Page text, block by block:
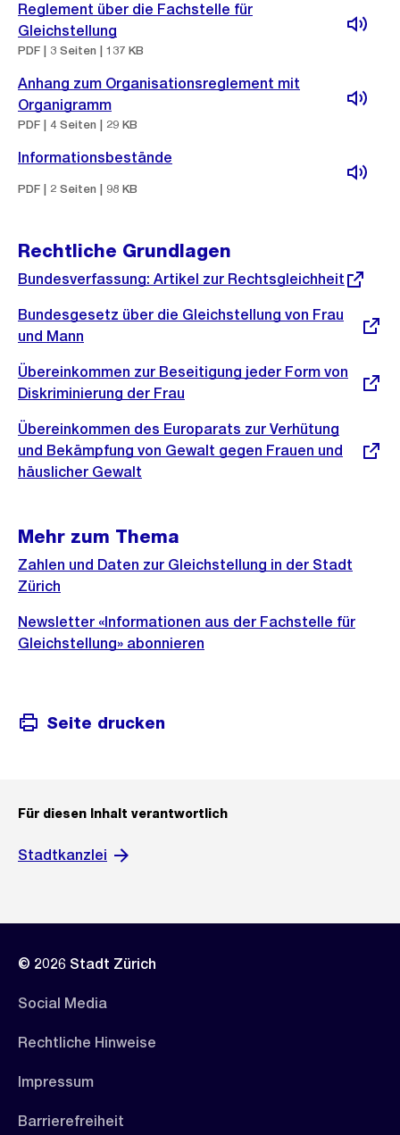
Reglement über die Fachstelle für
Gleichstellung
PDF | 3 Seiten | 137 KB
Anhang zum Organisationsreglement mit
Organigramm
PDF | 4 Seiten | 29 KB
Informationsbestände
PDF | 2 Seiten | 98 KB
Rechtliche Grundlagen
Externer
Bundesverfassung: Artikel zur Rechtsgleichheit
Externer
Link:
Bundesgesetz über die Gleichstellung von Frau
und Mann
Externer
Link:
Übereinkommen zur Beseitigung jeder Form von
Diskriminierung der Frau
Externer
Link:
Übereinkommen des Europarats zur Verhütung
und Bekämpfung von Gewalt gegen Frauen und
häuslicher Gewalt
Mehr zum Thema
Zahlen und Daten zur Gleichstellung in der Stadt
Zürich
Newsletter «Informationen aus der Fachstelle für
Gleichstellung» abonnieren
Seite drucken
Für diesen Inhalt verantwortlich
Stadtkanzlei
© 2026 Stadt Zürich
Social Media
Rechtliche Hinweise
Impressum
Barrierefreiheit